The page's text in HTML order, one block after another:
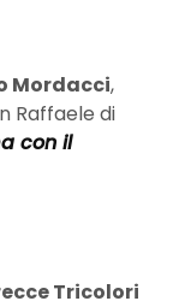
Mordacci,
Raffaele di
con il
Tricolori